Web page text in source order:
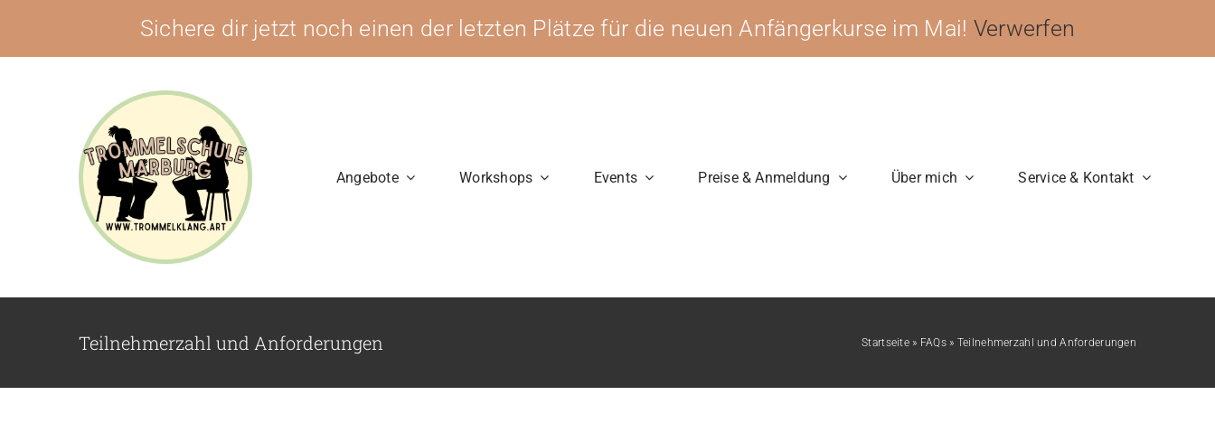
Sichere dir jetzt noch einen der letzten Plätze für die neuen Anfängerkurse im Mai! Verwerfen
Angebote Workshops Events Preise & Anmeldung Über mich Service & Kontakt
Teilnehmerzahl und Anforderungen Startseite » FAQs » Teilnehmerzahl und Anforderungen